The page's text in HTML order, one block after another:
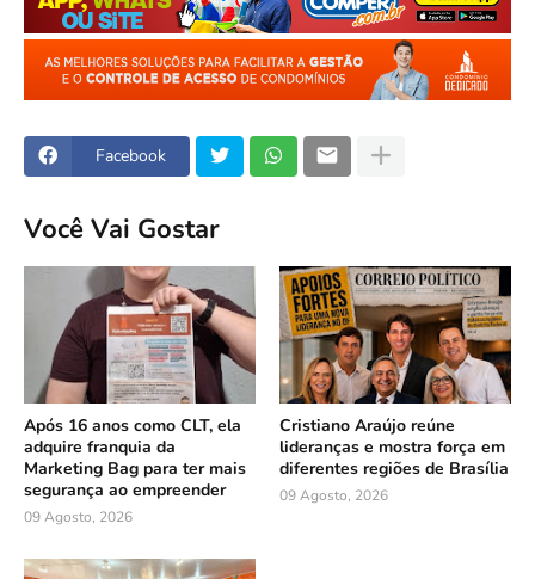
Facebook
Você Vai Gostar
Após 16 anos como CLT, ela
adquire franquia da
Marketing Bag para ter mais
segurança ao empreender
09 Agosto, 2026
Cristiano Araújo reúne
lideranças e mostra força em
diferentes regiões de Brasília
09 Agosto, 2026